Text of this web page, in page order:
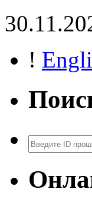
!
Поиск